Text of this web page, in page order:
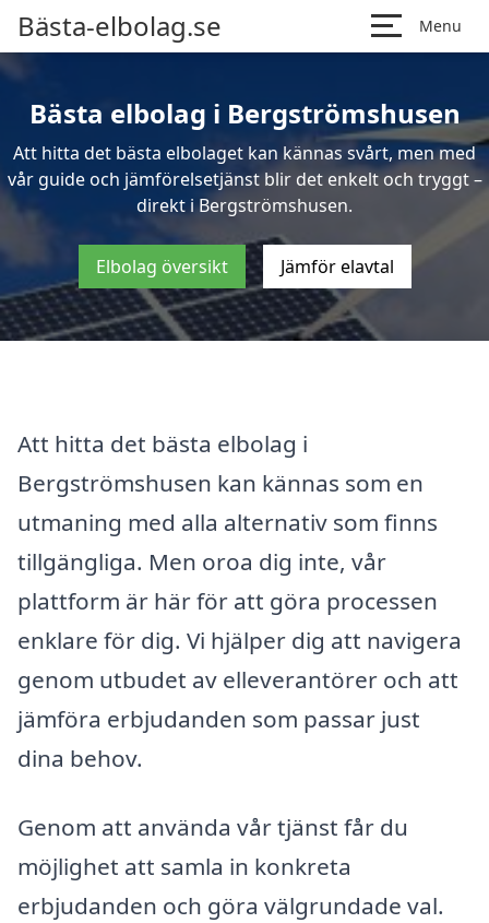
Bästa-elbolag.se Menu
Bästa elbolag i Bergströmshusen
Att hitta det bästa elbolaget kan kännas svårt, men med
vår guide och jämförelsetjänst blir det enkelt och tryggt –
direkt i Bergströmshusen.
Elbolag översikt Jämför elavtal
Att hitta det bästa elbolag i
Bergströmshusen kan kännas som en
utmaning med alla alternativ som finns
tillgängliga. Men oroa dig inte, vår
plattform är här för att göra processen
enklare för dig. Vi hjälper dig att navigera
genom utbudet av elleverantörer och att
jämföra erbjudanden som passar just
dina behov.
Genom att använda vår tjänst får du
möjlighet att samla in konkreta
erbjudanden och göra välgrundade val.